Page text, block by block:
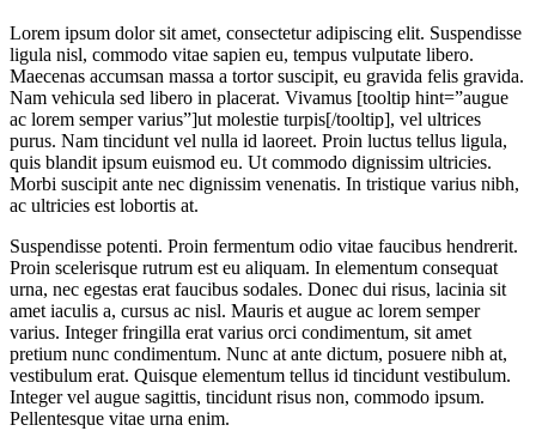
Lorem ipsum dolor sit amet, consectetur adipiscing elit. Suspendisse
ligula nisl, commodo vitae sapien eu, tempus vulputate libero.
Maecenas accumsan massa a tortor suscipit, eu gravida felis gravida.
Nam vehicula sed libero in placerat. Vivamus [tooltip hint=”augue
ac lorem semper varius”]ut molestie turpis[/tooltip], vel ultrices
purus. Nam tincidunt vel nulla id laoreet. Proin luctus tellus ligula,
quis blandit ipsum euismod eu. Ut commodo dignissim ultricies.
Morbi suscipit ante nec dignissim venenatis. In tristique varius nibh,
ac ultricies est lobortis at.
Suspendisse potenti. Proin fermentum odio vitae faucibus hendrerit.
Proin scelerisque rutrum est eu aliquam. In elementum consequat
urna, nec egestas erat faucibus sodales. Donec dui risus, lacinia sit
amet iaculis a, cursus ac nisl. Mauris et augue ac lorem semper
varius. Integer fringilla erat varius orci condimentum, sit amet
pretium nunc condimentum. Nunc at ante dictum, posuere nibh at,
vestibulum erat. Quisque elementum tellus id tincidunt vestibulum.
Integer vel augue sagittis, tincidunt risus non, commodo ipsum.
Pellentesque vitae urna enim.